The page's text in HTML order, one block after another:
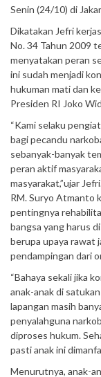
Senin (24/10) di
Dikatakan Jefri
No. 34 Tahun 2009
menyatakan peran
ini sudah menjadi
hukuman mati dan
Presiden RI Joko
“Kami selaku
bagi pecandu
sebanyak-banyak
peran aktif
masyarakat,”ujar
RM. Suryo Atmanto
pentingnya
bangsa yang harus
berupa upaya rawat
pendampingan dari
“Bahaya sekali jika
anak-anak di
lapangan masih
penyalahguna
diproses hukum.
pasti anak ini
Menurutnya, anak-